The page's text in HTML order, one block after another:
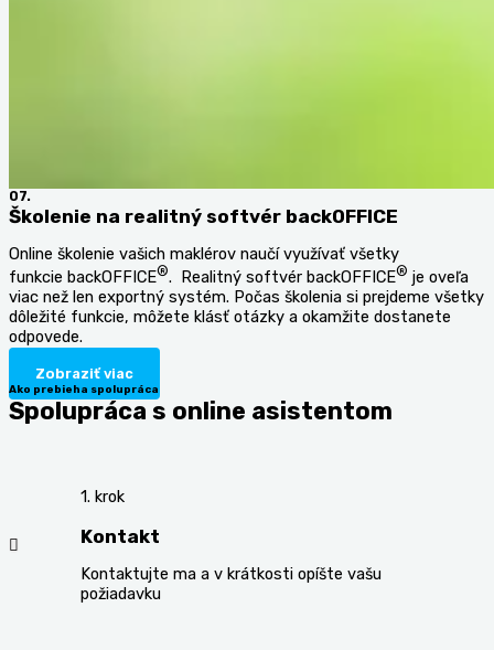
07.
Školenie na realitný softvér backOFFICE
Online školenie vašich maklérov naučí využívať všetky
funkcie backOFFICE®. Realitný softvér backOFFICE® je oveľa
viac než len exportný systém. Počas školenia si prejdeme všetky
dôležité funkcie, môžete klásť otázky a okamžite dostanete
odpovede.
Zobraziť viac
Ako prebieha spolupráca
Spolupráca s online asistentom
1. krok
Kontakt
Kontaktujte ma a v krátkosti opíšte vašu
požiadavku